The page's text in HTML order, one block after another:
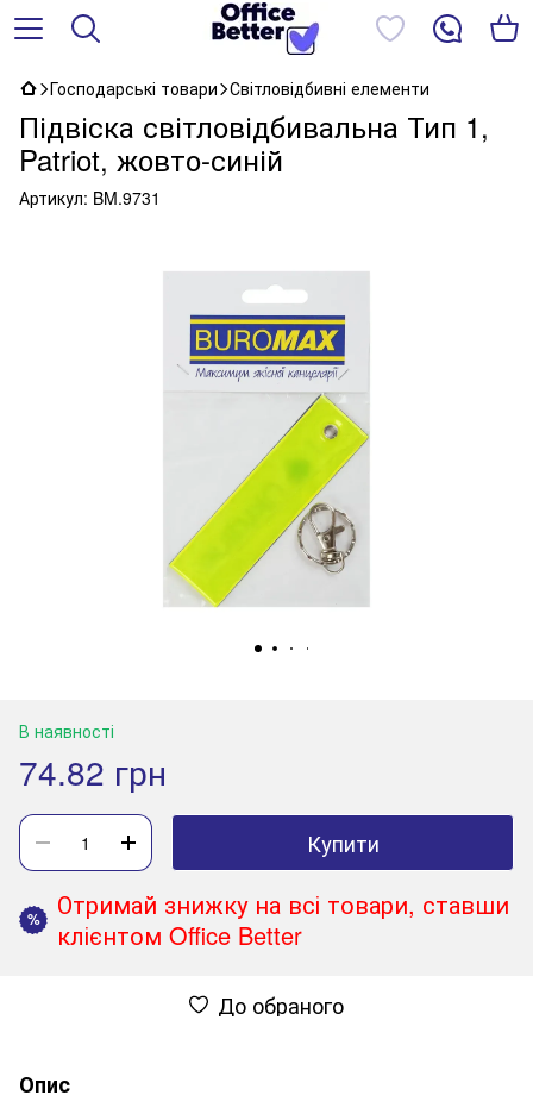
Господарські товари Світловідбивні елементи
Підвіска світловідбивальна Тип 1,
Patriot, жовто-синій
Артикул: BM.9731
В наявності
74.82 грн
Купити
%
Отримай знижку на всі товари, ставши
клієнтом Office Better
До обраного
Опис